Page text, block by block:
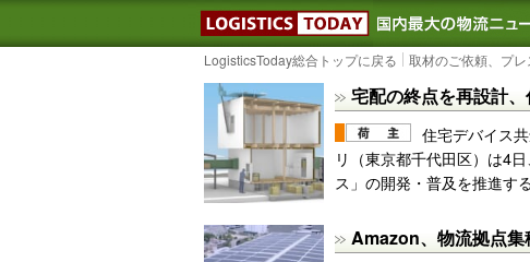
LOGISTICS
LogisticsToday総合トップに戻る 取材のご依頼、プ
宅配の終点を再設計
住宅デバイス
リ（東京都千代田区）は4
ス」の開発・普及を推進す
Amazon、物流拠点